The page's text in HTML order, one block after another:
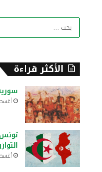
الأكثر قراءة
أغسطس
تونس
أغسطس